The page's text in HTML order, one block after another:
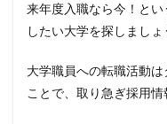
来年度入職なら今！と
したい大学を探しましょ
大学職員への転職活動
ことで、取り急ぎ採用情